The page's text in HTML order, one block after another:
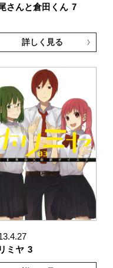
さんと倉田くん 7
詳しく見る
ミヤ 3